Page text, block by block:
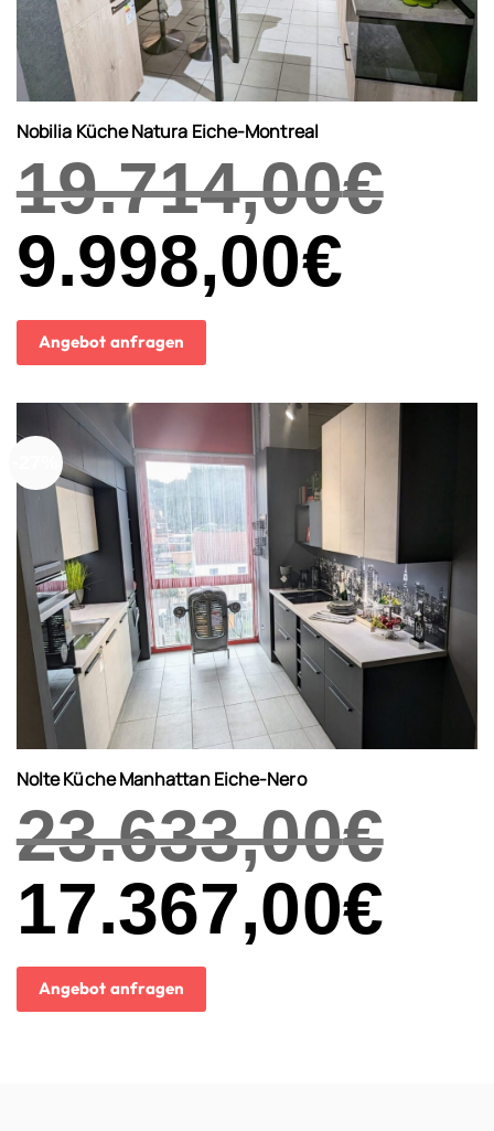
Nobilia Küche Natura Eiche-Montreal
19.714,00€
Ursprünglicher
Preis
war:
19.714,00€
9.998,00€9.998,00€.
Angebot anfragen
Nolte Küche Manhattan Eiche-Nero
23.633,00€
Ursprünglicher
Preis
23.633,00€
17.367,00€17.367,00€.
Angebot anfragen